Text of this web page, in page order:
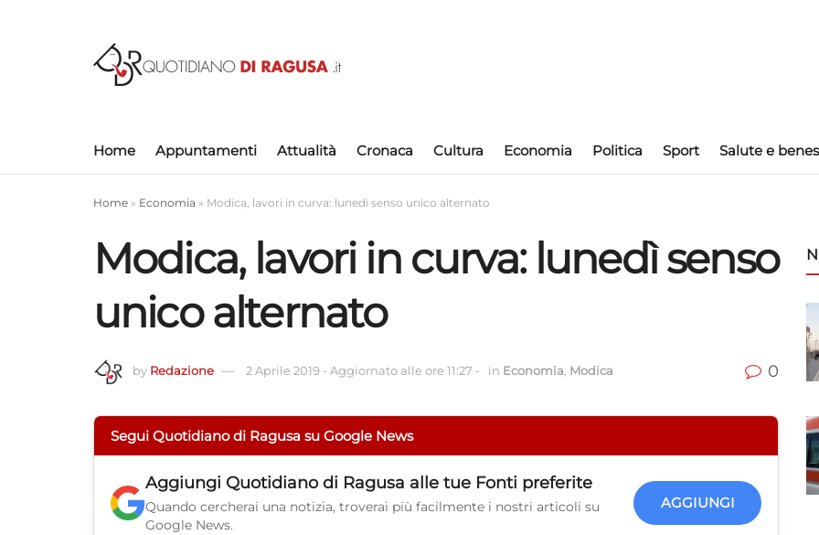
Home Appuntamenti Attualità Cronaca Cultura Economia Politica Sport Salute e
Home » Economia » Modica, lavori in curva: lunedì senso unico alternato
Modica, lavori in curva: lunedì senso
unico alternato
by Redazione 2 Aprile 2019 - Aggiornato alle ore 11:27 - in Economia, Modica 0
Segui Quotidiano di Ragusa su Google News
Aggiungi Quotidiano di Ragusa alle tue Fonti preferite
Quando cercherai una notizia, troverai più facilmente i nostri articoli su
Google News.
AGGIUNGI